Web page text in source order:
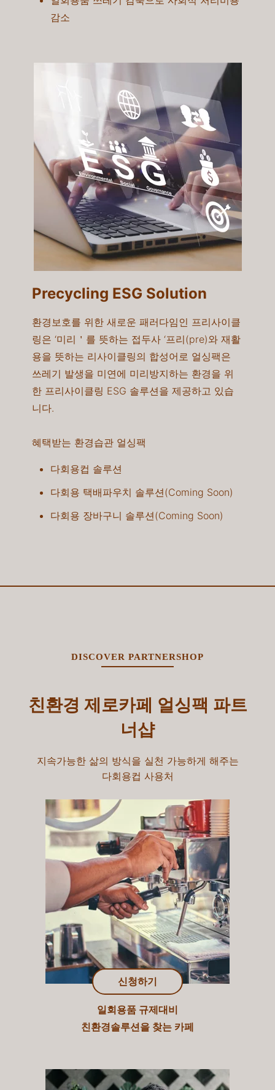
감소
Precycling ESG Solution
환경보호를 위한 새로운 패러다임인 프리사이클
링은 ‘미리＇를 뜻하는 접두사 ‘프리(pre)와 재활
용을 뜻하는 리사이클링의 합성어로 얼싱팩은
쓰레기 발생을 미연에 미리방지하는 환경을 위
한 프리사이클링 ESG 솔루션을 제공하고 있습
니다.​
혜택받는 환경습관 얼싱팩
다회용컵 솔루션​​
다회용 택배파우치 솔루션(Coming Soon)​
다회용 장바구니 솔루션(Coming Soon)
DISCOVER PARTNERSHOP
친환경 제로카페 얼싱팩 파트
너샵
지속가능한 삶의 방식을 실천 가능하게 해주는
다회용컵 사용처
신청하기
일회용품 규제대비
친환경솔루션을 찾는 카페